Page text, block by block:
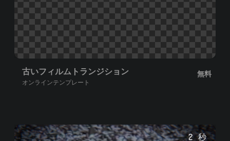
古いフィルムトランジション
オンラインテンプレート
無料
2 秒